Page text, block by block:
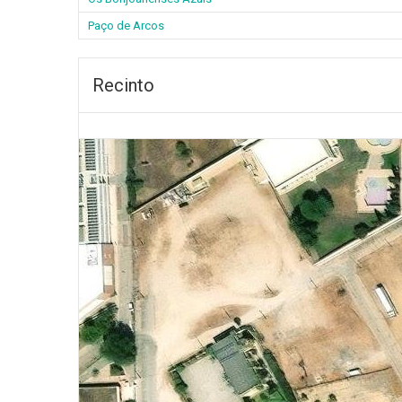
Paço de Arcos
Recinto